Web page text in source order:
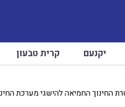
יקנעם קרית טבעון
החינוך החמיאה להישגי מערכת